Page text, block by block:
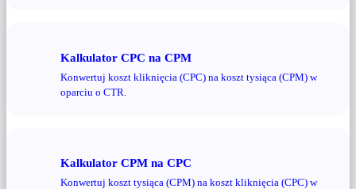
Kalkulator CPC na CPM
Konwertuj koszt kliknięcia (CPC) na koszt tysiąca (CPM) w
oparciu o CTR.
Kalkulator CPM na CPC
Konwertuj koszt tysiąca (CPM) na koszt kliknięcia (CPC) w